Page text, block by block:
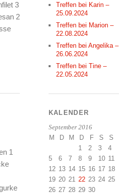
3
2
1
Treffen bei Karin –
25.09.2024
Treffen bei Marion –
22.08.2024
Treffen bei Angelika –
26.06.2024
Treffen bei Tine –
22.05.2024
KALENDER
September 2016
M D M D F S
S
1
2 3
4
5
6 7 8 9 10 11
12 13 14 15 16 17 18
19 20 21 22 23 24 25
26 27 28 29 30